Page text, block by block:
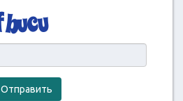
Отправить